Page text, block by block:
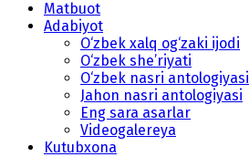
Matbuot
Adabiyot
O‘zbek xalq og‘zaki ijodi
O‘zbek she’riyati
O‘zbek nasri antologiyasi
Jahon nasri antologiyasi
Eng sara asarlar
Videogalereya
Kutubxona